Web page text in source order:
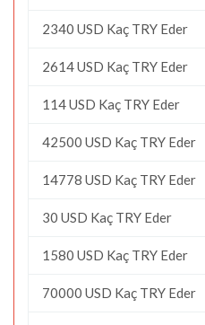
2340 USD Kaç TRY Eder
2614 USD Kaç TRY Eder
114 USD Kaç TRY Eder
42500 USD Kaç TRY Eder
14778 USD Kaç TRY Eder
30 USD Kaç TRY Eder
1580 USD Kaç TRY Eder
70000 USD Kaç TRY Eder